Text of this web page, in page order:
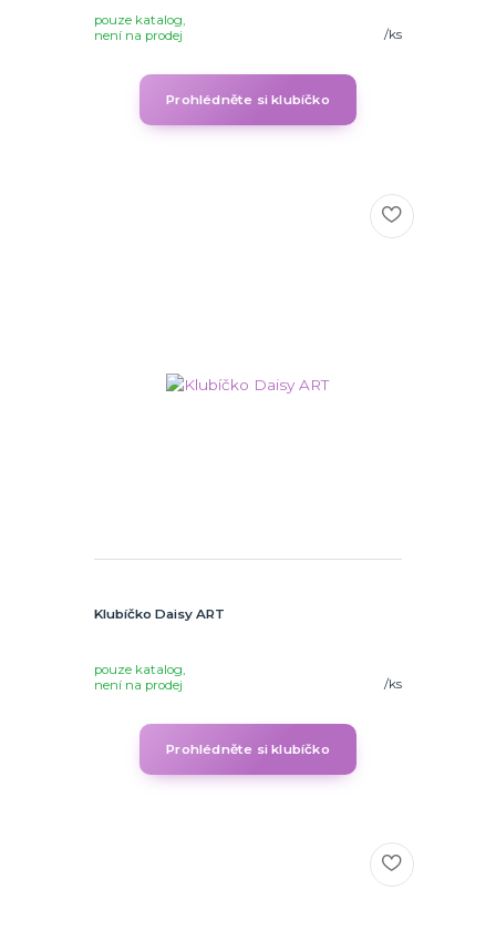
/ks
pouze katalog,
není na prodej
Prohlédněte si klubíčko
Klubíčko Daisy ART
/ks
pouze katalog,
není na prodej
Prohlédněte si klubíčko